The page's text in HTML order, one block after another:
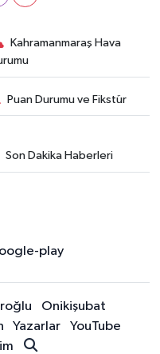
Kahramanmaraş Hava
Puan Durumu ve Fikstür
Son Dakika Haberleri
Onikişubat
Yazarlar
YouTube